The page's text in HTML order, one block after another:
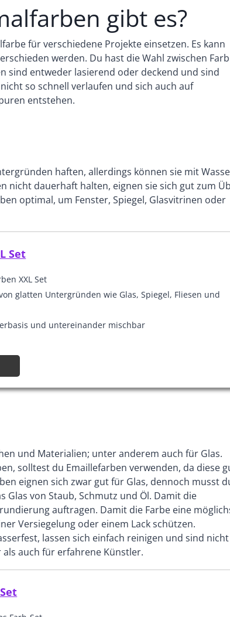
gibt es?
für verschiedene Projekte einsetzen. Es kann
werden. Du hast die Wahl zwischen
sind entweder lasierend oder deckend und sind
so schnell verlaufen und sich auch auf
entstehen.
haften, allerdings können sie mit
nicht dauerhaft halten, eignen sie sich gut zum
optimal, um Fenster, Spiegel, Glasvitrinen oder
Set
XXL Set
glatten Untergründen wie Glas, Spiegel, Fliesen und
und untereinander mischbar
und Materialien; unter anderem auch für Glas.
solltest du Emaillefarben verwenden, da diese
eignen sich zwar gut für Glas, dennoch musst
Glas von Staub, Schmutz und Öl. Damit die
auftragen. Damit die Farbe eine
Versiegelung oder einem Lack schützen.
lassen sich einfach reinigen und sind nicht
auch für erfahrene Künstler.